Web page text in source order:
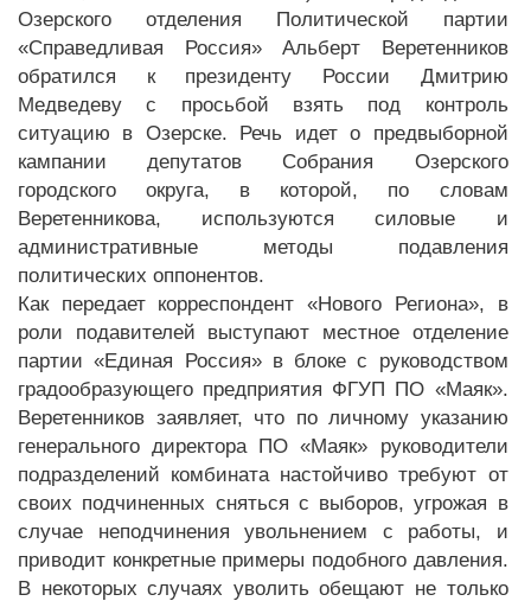
Озерского отделения Политической партии
«Справедливая Россия» Альберт Веретенников
обратился к президенту России Дмитрию
Медведеву с просьбой взять под контроль
ситуацию в Озерске. Речь идет о предвыборной
кампании депутатов Собрания Озерского
городского округа, в которой, по словам
Веретенникова, используются силовые и
административные методы подавления
политических оппонентов.
Как передает корреспондент «Нового Региона», в
роли подавителей выступают местное отделение
партии «Единая Россия» в блоке с руководством
градообразующего предприятия ФГУП ПО «Маяк».
Веретенников заявляет, что по личному указанию
генерального директора ПО «Маяк» руководители
подразделений комбината настойчиво требуют от
своих подчиненных сняться с выборов, угрожая в
случае неподчинения увольнением с работы, и
приводит конкретные примеры подобного давления.
В некоторых случаях уволить обещают не только